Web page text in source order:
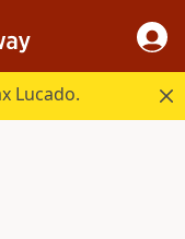
Lucado.